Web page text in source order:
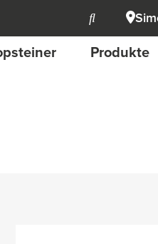
Produkte